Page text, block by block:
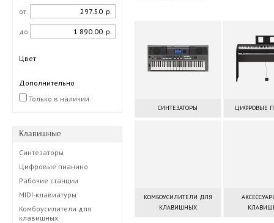
от
р.
до р.
Цвет
Дополнительно
Только в наличии
Клавишные
Синтезаторы
Цифровые пианино
Рабочие станции
MIDI-клавиатуры
Комбоусилители для
клавишных
СИНТЕЗАТОРЫ ЦИФРОВЫЕ
КОМБОУСИЛИТЕЛИ ДЛЯ
КЛАВИШНЫХ